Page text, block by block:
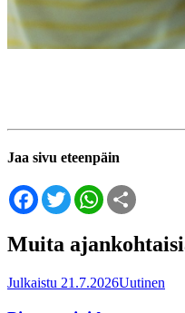
Jaa sivu eteenpäin
FacebookTwitterWhatsApp
Muita
Julkaistu 21.7.2026Uutinen